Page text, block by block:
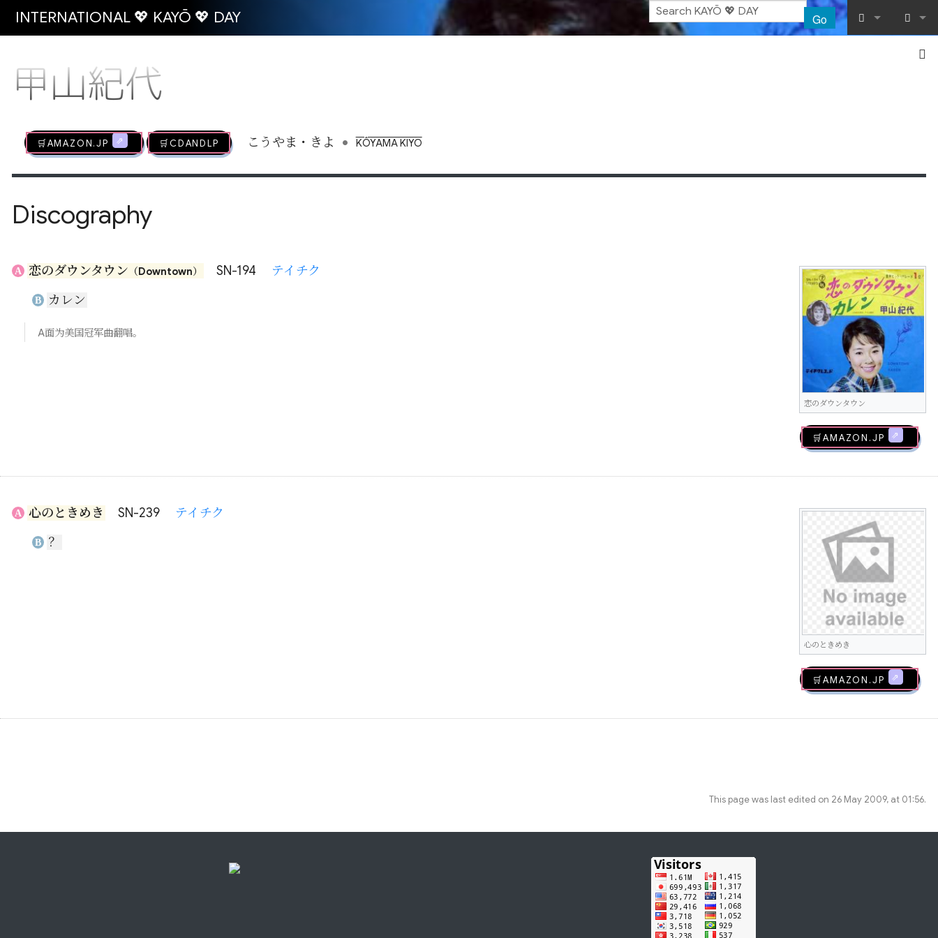
INTERNATIONAL 💖 KAYŌ 💖 DAY Go
What links
Help
Log in
甲山紀代
🛒AMAZON.jp 🛒CDandLP こうやま・きよ • KÔYAMA KIYO
Discography
A 恋のダウンタウン （Downtown） SN-194 テイチク
B カレン
A面为美国冠军曲翻唱。
恋のダウンタウン
🛒AMAZON.jp
A 心のときめき SN-239 テイチク
B ？
心のときめき
🛒AMAZON.jp
This page was last edited on 26 May 2009, at 01:56.